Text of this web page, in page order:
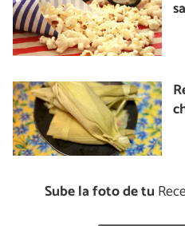
Sube la foto de tu